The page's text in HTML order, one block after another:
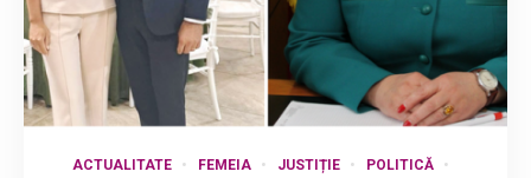
ACTUALITATE FEMEIA JUSTIȚIE
POLITICĂ